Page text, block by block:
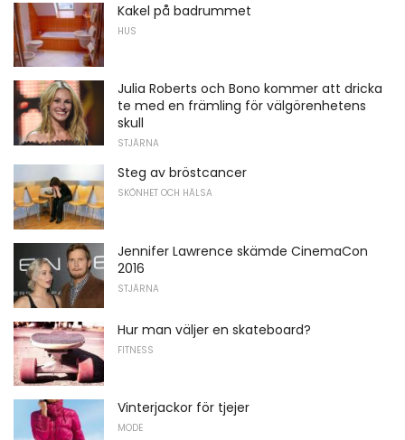
Kakel på badrummet
HUS
Julia Roberts och Bono kommer att dricka
te med en främling för välgörenhetens
skull
STJÄRNA
Steg av bröstcancer
SKÖNHET OCH HÄLSA
Jennifer Lawrence skämde CinemaCon
2016
STJÄRNA
Hur man väljer en skateboard?
FITNESS
Vinterjackor för tjejer
MODE